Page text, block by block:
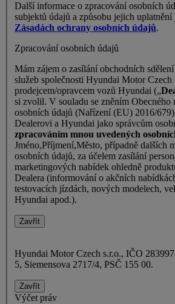
Další informace o zpracování osobních
subjektů údajů a způsobu jejich
Zásadách ochrany osobních údajů.
Zpracování osobních údajů
Mám zájem o zasílání obchodních
služeb společnosti Hyundai Motor Czech
prodejcem/opravcem vozů Hyundai („
si zvolil. V souladu se zněním Obecného
osobních údajů (Nařízení (EU) 2016/
Dealerovi a Hyundai jako správcům
zpracováním mnou uvedených
Jméno,Příjmení,Město, případně dalších
osobních údajů, za účelem zasílání
marketingových nabídek ohledně
Dealera (informování o akčních
testovacích jízdách, nových modelech,
Hyundai apod.).
Zavřít
Hyundai Motor Czech s.r.o., IČO
5, Siemensova 2717/4, PSČ 155 00.
Zavřít
Výčet práv